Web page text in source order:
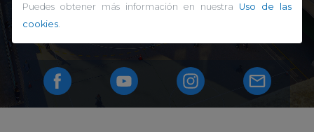
Puedes obtener más información en nuestra Uso de las
cookies